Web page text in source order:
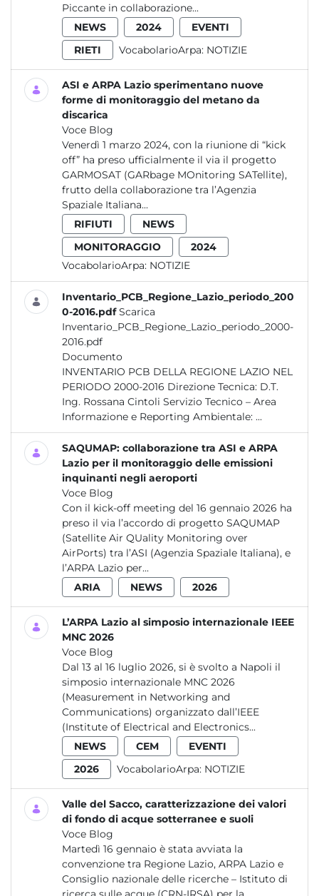
Piccante in collaborazione...
NEWS
2024
EVENTI
RIETI
VocabolarioArpa: NOTIZIE
ASI e ARPA Lazio sperimentano nuove
forme di monitoraggio del metano da
discarica
Voce Blog
Venerdì 1 marzo 2024, con la riunione di “kick
off” ha preso ufficialmente il via il progetto
GARMOSAT (GARbage MOnitoring SATellite),
frutto della collaborazione tra l’Agenzia
Spaziale Italiana...
RIFIUTI
NEWS
MONITORAGGIO
2024
VocabolarioArpa: NOTIZIE
Inventario_PCB_Regione_Lazio_periodo_200
0-2016.pdf Scarica
Inventario_PCB_Regione_Lazio_periodo_2000-
2016.pdf
Documento
INVENTARIO PCB DELLA REGIONE LAZIO NEL
PERIODO 2000-2016 Direzione Tecnica: D.T.
Ing. Rossana Cintoli Servizio Tecnico – Area
Informazione e Reporting Ambientale: ...
SAQUMAP: collaborazione tra ASI e ARPA
Lazio per il monitoraggio delle emissioni
inquinanti negli aeroporti
Voce Blog
Con il kick-off meeting del 16 gennaio 2026 ha
preso il via l’accordo di progetto SAQUMAP
(Satellite Air QUality Monitoring over
AirPorts) tra l’ASI (Agenzia Spaziale Italiana), e
l’ARPA Lazio per...
ARIA
NEWS 2026
L’ARPA Lazio al simposio internazionale IEEE
MNC 2026
Voce Blog
Dal 13 al 16 luglio 2026, si è svolto a Napoli il
simposio internazionale MNC 2026
(Measurement in Networking and
Communications) organizzato dall’IEEE
(Institute of Electrical and Electronics...
NEWS
CEM
EVENTI
2026
VocabolarioArpa: NOTIZIE
Valle del Sacco, caratterizzazione dei valori
di fondo di acque sotterranee e suoli
Voce Blog
Martedì 16 gennaio è stata avviata la
convenzione tra Regione Lazio, ARPA Lazio e
Consiglio nazionale delle ricerche – Istituto di